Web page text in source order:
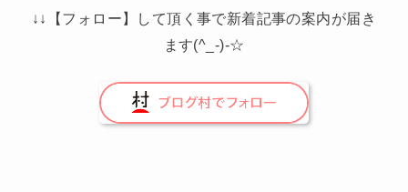
↓↓【フォロー】して頂く事で新着記事の案内が届き
ます(^_-)-☆